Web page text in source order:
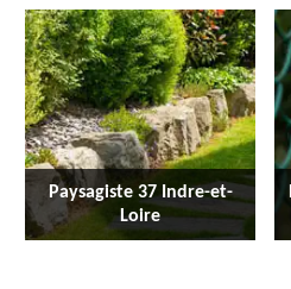
Paysagiste 37 Indre-et-
Loire